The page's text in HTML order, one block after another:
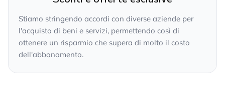
Stiamo stringendo accordi con diverse aziende per
l'acquisto di beni e servizi, permettendo così di
ottenere un risparmio che supera di molto il costo
dell'abbonamento.